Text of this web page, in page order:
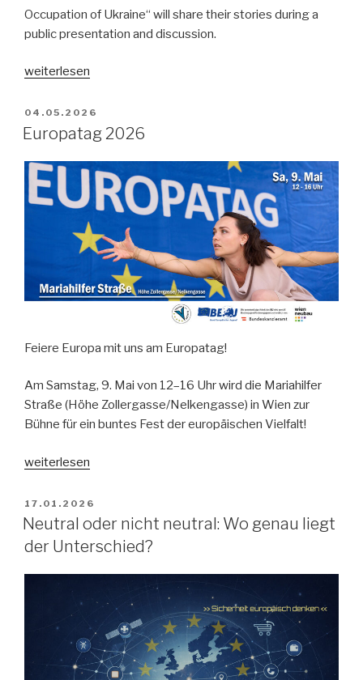
Occupation of Ukraine“ will share their stories during a
public presentation and discussion.
„Book
“Uninvited:
25
stories
of
the
occupation
Ukraine““
weiterlesen
VERÖFFENTLICHT
AM
04.05.2026
Europatag 2026
Feiere Europa mit uns am Europatag!
Am Samstag, 9. Mai von 12–16 Uhr wird die Mariahilfer
Straße (Höhe Zollergasse/Nelkengasse) in Wien zur
Bühne für ein buntes Fest der europäischen Vielfalt!
„Europatag
weiterlesen
VERÖFFENTLICHT
AM
17.01.2026
Neutral oder nicht neutral: Wo genau liegt
der Unterschied?